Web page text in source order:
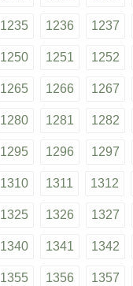
1235 1236 1237
1250 1251 1252
1265 1266 1267
1280 1281 1282
1295 1296 1297
1310 1311 1312
1325 1326 1327
1340 1341 1342
1355 1356 1357